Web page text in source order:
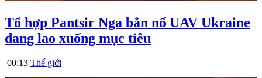
Tổ hợp Pantsir Nga bắn nổ UAV Ukraine
đang lao xuống mục tiêu
00:13 Thế giới